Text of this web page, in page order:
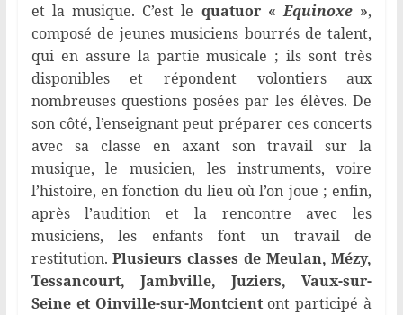
et la musique. C’est le quatuor «Equinoxe »,
composé de jeunes musiciens bourrés de talent,
qui en assure la partie musicale ; ils sont très
disponibles et répondent volontiers aux
nombreuses questions posées par les élèves. De
son côté, l’enseignant peut préparer ces concerts
avec sa classe en axant son travail sur la
musique, le musicien, les instruments, voire
l’histoire, en fonction du lieu où l’on joue ; enfin,
après l’audition et la rencontre avec les
musiciens, les enfants font un travail de
restitution.Plusieurs classes de Meulan, Mézy,
Tessancourt, Jambville, Juziers, Vaux-sur-
Seine et Oinville-sur-Montcientont participé à